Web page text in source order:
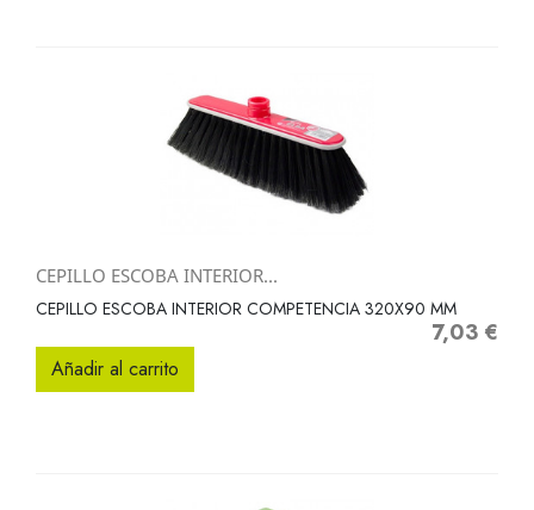
CEPILLO ESCOBA INTERIOR...
CEPILLO ESCOBA INTERIOR COMPETENCIA 320X90 MM
Precio
7,03 €
Añadir al carrito